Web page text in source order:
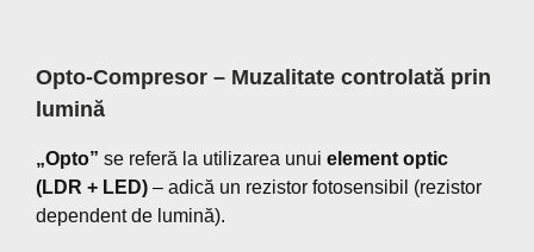
Opto-Compresor – Muzalitate controlată prin
lumină
„Opto” se referă la utilizarea unui element optic
(LDR + LED) – adică un rezistor fotosensibil (rezistor
dependent de lumină).